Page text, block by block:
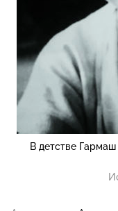
В детстве